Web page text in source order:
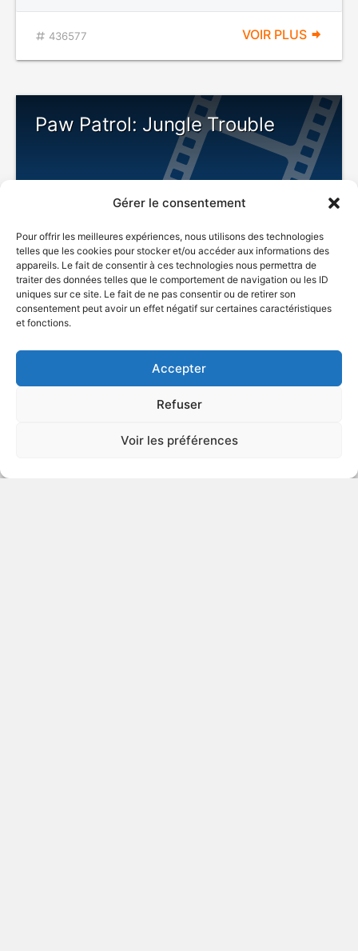
Gérer le consentement
Pour offrir les meilleures expériences, nous utilisons des technologies
telles que les cookies pour stocker et/ou accéder aux informations des
appareils. Le fait de consentir à ces technologies nous permettra de
traiter des données telles que le comportement de navigation ou les ID
uniques sur ce site. Le fait de ne pas consentir ou de retirer son
consentement peut avoir un effet négatif sur certaines caractéristiques
et fonctions.
Accepter
Refuser
Voir les préférences
436577 VOIR PLUS
Paw Patrol: Jungle Trouble
ENFANTS
2022 Série télévisée d'animation
Paw Patrol: Rescue Knights